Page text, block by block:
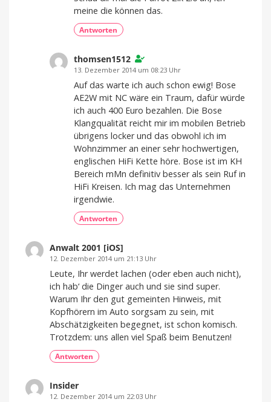
meine die können das.
Antworten
thomsen1512
13. Dezember 2014 um 08:23 Uhr
Auf das warte ich auch schon ewig! Bose
AE2W mit NC wäre ein Traum, dafür würde
ich auch 400 Euro bezahlen. Die Bose
Klangqualität reicht mir im mobilen Betrieb
übrigens locker und das obwohl ich im
Wohnzimmer an einer sehr hochwertigen,
englischen HiFi Kette höre. Bose ist im KH
Bereich mMn definitiv besser als sein Ruf in
HiFi Kreisen. Ich mag das Unternehmen
irgendwie.
Antworten
Anwalt 2001 [iOS]
12. Dezember 2014 um 21:13 Uhr
Leute, Ihr werdet lachen (oder eben auch nicht),
ich hab‘ die Dinger auch und sie sind super.
Warum Ihr den gut gemeinten Hinweis, mit
Kopfhörern im Auto sorgsam zu sein, mit
Abschätzigkeiten begegnet, ist schon komisch.
Trotzdem: uns allen viel Spaß beim Benutzen!
Antworten
Insider
12. Dezember 2014 um 22:03 Uhr